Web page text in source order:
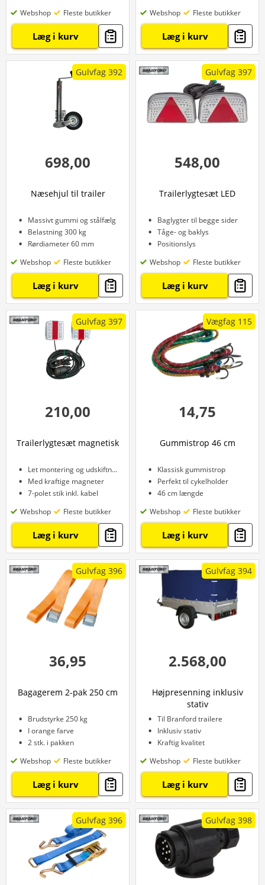
Webshop
Fleste butikker
Læg i kurv
Webshop
Fleste butikker
Læg i kurv
Gulvfag 392
698,00
Næsehjul til trailer
Massivt gummi og stålfælg
Belastning 300 kg
Rørdiameter 60 mm
Webshop
Fleste butikker
Læg i kurv
Gulvfag 397
548,00
Trailerlygtesæt LED
Baglygter til begge sider
Tåge- og baklys
Positionslys
Webshop
Fleste butikker
Læg i kurv
Gulvfag 397
210,00
Trailerlygtesæt magnetisk
Let montering og udskiftning
Med kraftige magneter
7-polet stik inkl. kabel
Webshop
Fleste butikker
Læg i kurv
Vægfag 115
14,75
Gummistrop 46 cm
Klassisk gummistrop
Perfekt til cykelholder
46 cm længde
Webshop
Fleste butikker
Læg i kurv
Gulvfag 396
36,95
Bagagerem 2-pak 250 cm
Brudstyrke 250 kg
I orange farve
2 stk. i pakken
Webshop
Fleste butikker
Læg i kurv
Gulvfag 394
2.568,00
Højpresenning inklusiv
stativ
Til Branford trailere
Inklusiv stativ
Kraftig kvalitet
Webshop
Fleste butikker
Læg i kurv
Gulvfag 396 Gulvfag 398